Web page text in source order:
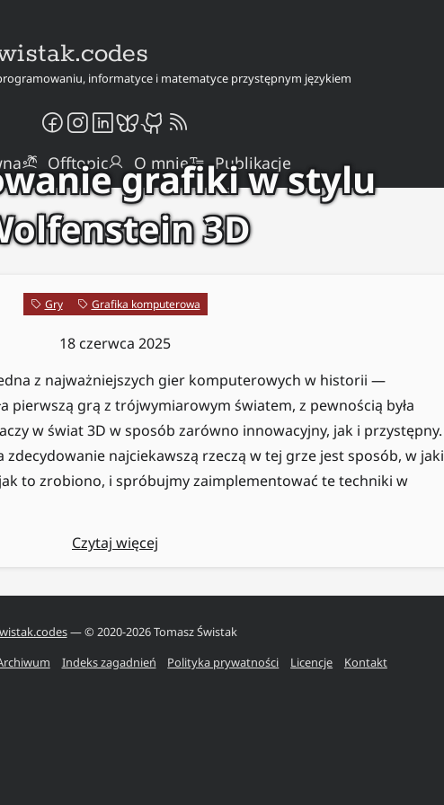
informatyce i matematyce przystępnym językiem
Offtopic O mnie Publikacje
grafiki w stylu
3D
Gry Grafika komputerowa
18 czerwca 2025
z najważniejszych gier komputerowych w historii —
pierwszą grą z trójwymiarowym światem, z pewnością była
w świat 3D w sposób zarówno innowacyjny, jak i przystępny.
najciekawszą rzeczą w tej grze jest sposób, w jaki
to zrobiono, i spróbujmy zaimplementować te techniki w
Czytaj więcej
— © 2020-2026Tomasz Świstak
Indeks zagadnień Polityka prywatności Licencje Kontakt